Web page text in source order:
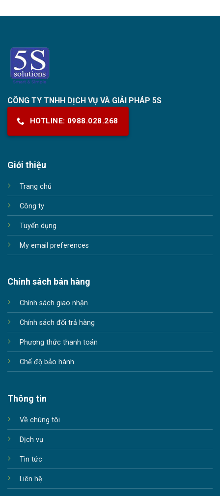
CÔNG TY TNHH DỊCH VỤ VÀ GIẢI PHÁP 5S
HOTLINE: 0988.028.268
Giới thiệu
Trang chủ
Công ty
Tuyển dụng
My email preferences
Chính sách bán hàng
Chính sách giao nhận
Chính sách đổi trả hàng
Phương thức thanh toán
Chế độ bảo hành
Thông tin
Về chúng tôi
Dịch vụ
Tin tức
Liên hệ